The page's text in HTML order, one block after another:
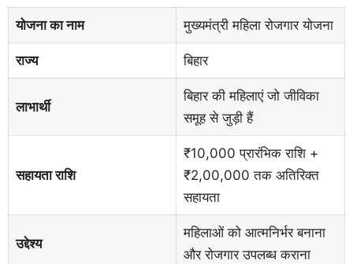
योजना का नाम मुख्यमंत्री महिला रोजगार योजना
राज्य बिहार
लाभार्थी
बिहार की महिलाएं जो जीविका
समूह से जुड़ी हैं
सहायता राशि
₹10,000 प्रारंभिक राशि +
₹2,00,000 तक अतिरिक्त
सहायता
उद्देश्य
महिलाओं को आत्मनिर्भर बनाना
और रोजगार उपलब्ध कराना